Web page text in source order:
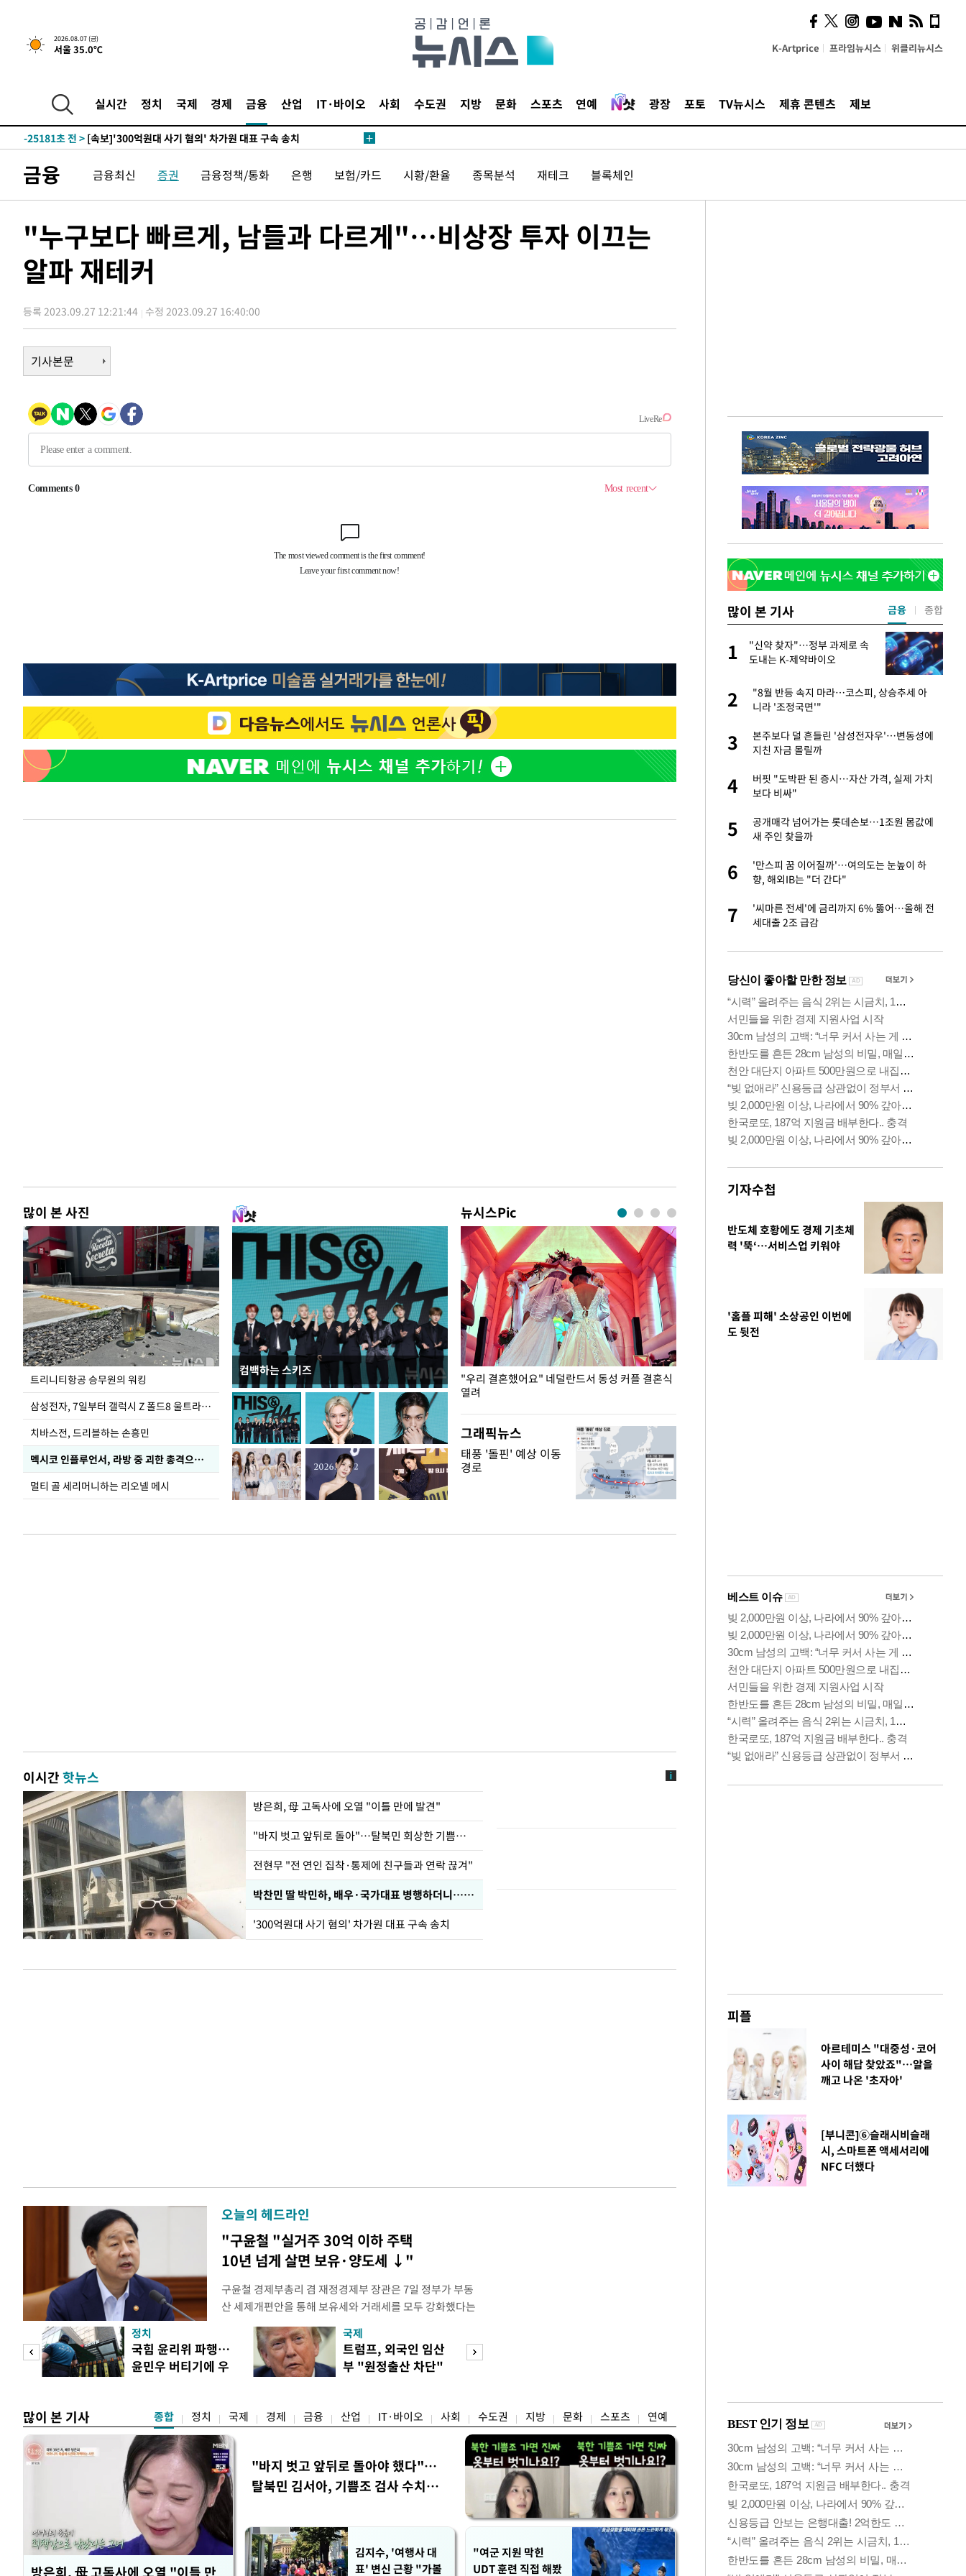
2026.08.07 (금)
서울 35.0℃ K-Artprice 프라임뉴시스 위클리뉴시스
실시간 정치 국제 경제 금융 산업 IT·바이오 사회 수도권 지방 문화 스포츠 연예 광장 포토 TV뉴시스 제휴 콘텐츠 제보
-8267초 전 >[속보] 뉴욕증시, 일제 하락 마감…나스닥 0.06%↓
-29465초 전 >
-25931초 전 >
민주 콩고 에볼라환자 4천명 돌파, 4053명 발생 1850명 사망
-25181초 전 >
[속보]'300억원대 사기 혐의' 차가원 대표 구속 송치
-24375초 전 > "미 전국적 살모네라 식중독 원인은 멕시코산 할라피뇨"-- CDC
-22769초 전 >
[속보]합수본, '투표율 허위 입력' 중앙·서울·경기도 선관위 등 9곳
압수수색
-22524초 전 >[속보]원·달러 환율, 오전 9시 1423.8원
-22306초 전 >[속보]코스닥, 5.95포인트(0.74%) 상승한 807.62개장
-22274초 전 >[속보]코스피, 6300선 재탈환…1.09% 오른 6365.07 개장
-19439초 전 >시리아 다마스쿠스 교외에서 미니버스 폭발.. 14명 부상, 3명은 중
-13701초 전 >
이란, 호르무즈서 "적국 목표물들"과 대치로 남부 케슘섬에서 두차
발효
-10567초 전 > [속보]트럼프, 美 원정출산 금지 행정명령 서명
-29465초 전 >[속보]'채상병 순직 책임' 임성근, 항소심도 징역 3년
-29331초 전 >[속보]종합특검, '관저이전 봐주기 감사' 유병호 구속기소
-25181초 전 >
-24375초 전 >
[속보]합수본, '투표율 허위 입력' 중앙·서울·경기도 선관위 등 9곳
[속보]삼성전자·SK하이닉스 동반 강보합…1%대 상승 출발
-13701초 전 >이란, 호르무즈서 "적국 목표물들"과 대치로 남부 케슘섬에서 두차
례 큰 폭발음
-12416초 전 >
[속보]美, 폴리실리콘 수입 규제…파생제품 15% 관세, 120일 후
발효
-10567초 전 >[속보]트럼프, 美 원정출산 금지 행정명령 서명
-8267초 전 >[속보] 뉴욕증시, 일제 하락 마감…나스닥 0.06%↓
금융 금융최신 증권 금융정책/통화 은행 보험/카드 시황/환율 종목분석 재테크 블록체인
"누구보다 빠르게, 남들과 다르게"…비상장 투자 이끄는
알파 재테커
등록 2023.09.27 12:21:44 수정 2023.09.27 16:40:00
기사본문
많이 본 사진
트리니티항공 승무원의 워킹
삼성전자, 7일부터 갤럭시 Z 폴드8 울트라·폴드8·플립8 출시
치바스전, 드리블하는 손흥민
멕시코 인플루언서, 라방 중 괴한 총격으로 사망
멀티 골 세리머니하는 리오넬 메시
컴백하는 스키즈
뉴시스Pic
입추 코앞인데 전국엔 찜통 더위
"우리 결혼했어요" 네덜란드서 동성 커플 결혼식
열려
그래픽뉴스
태풍 '돌핀' 예상 이동
경로
이시간핫뉴스
방은희, 母 고독사에 오열 "이틀 만에 발견"
"바지 벗고 앞뒤로 돌아"…탈북민 회상한 기쁨조 검사
전현무 "전 연인 집착·통제에 친구들과 연락 끊겨"
박찬민 딸 박민하, 배우·국가대표 병행하더니…근황이
'300억원대 사기 혐의' 차가원 대표 구속 송치
오늘의 헤드라인
"구윤철 "실거주 30억 이하 주택
10년 넘게 살면 보유·양도세 ↓"
구윤철 경제부총리 겸 재정경제부 장관은 7일 정부가 부동
산 세제개편안을 통해 보유세와 거래세를 모두 강화했다는
지적에 대해 "사는(실거주) 30억원 이하 주택은 보유세도 줄
어들고 나중에 팔 때 양도세도 줄어든다"고 설명했다. 구 부
총리는 이날 오전 MBC 라디오 '김종배의 시선집중'과의 인
터뷰에서 "이게(30억원 이하 주택이) 99% 정도 된다.
정치
국힘 윤리위 파행…
윤민우 버티기에 우
국제
트럼프, 외국인 임산
부 "원정출산 차단"
많이 본 기사 종합 정치 국제 경제 금융 산업 IT·바이오 사회 수도권 지방 문화 스포츠 연예
방은희, 母 고독사에 오열 "이틀 만
"바지 벗고 앞뒤로 돌아야 했다"…
탈북민 김서아, 기쁨조 검사 수치심
김지수, '여행사 대
표' 변신 근황 "가볼
"여군 지원 막힌
UDT 훈련 직접 해봤
많이 본 기사
2
김지수, '여행사 대표' 변신 근황 "가볼 만하
니…"
3
"바지 벗고 앞뒤로 돌아야 했다"…탈북민 김
서아, 기쁨조 검사 수치심 회상
4
"여군 지원 막힌 UDT 훈련 직접 해봤습니
5
"신약 찾자"…정부 과제로 속도내는 K-제약
1
"신약 찾자"…정부 과제로 속
도내는 K-제약바이오
2
"8월 반등 속지 마라…코스피, 상승추세 아
니라 '조정국면'"
3
본주보다 덜 흔들린 '삼성전자우'…변동성에
지친 자금 몰릴까
4
버핏 "도박판 된 증시…자산 가격, 실제 가치
보다 비싸"
5
공개매각 넘어가는 롯데손보…1조원 몸값에
새 주인 찾을까
6
'만스피 꿈 이어질까'…여의도는 눈높이 하
향, 해외IB는 "더 간다"
7
'씨마른 전세'에 금리까지 6% 뚫어…올해 전
세대출 2조 급감
금융 종합
기자수첩
반도체 호황에도 경제 기초체
력 '뚝‘…서비스업 키워야
'홈플 피해' 소상공인 이번에
도 뒷전
피플
아르테미스 "대중성·코어
사이 해답 찾았죠"…알을
깨고 나온 '초자아'
[부니콘]⑥슬래시비슬래
시, 스마트폰 액세서리에
NFC 더했다